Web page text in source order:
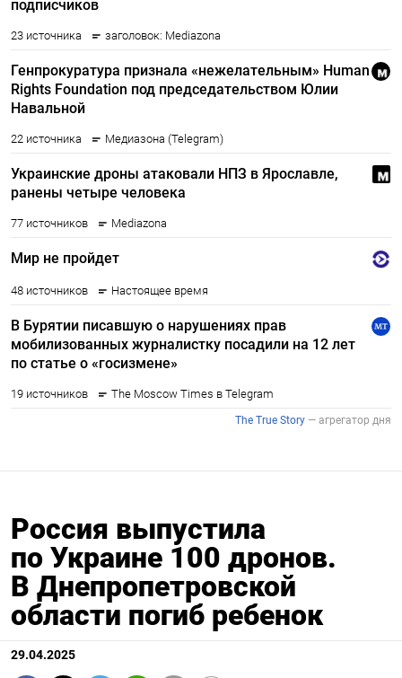
Россия выпустила
по Украине 100 дронов.
В Днепропетровской
области погиб ребенок
29.04.2025